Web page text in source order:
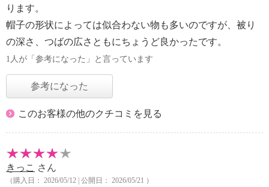
ります。
帽子の形状によっては似合わない物も多いのですが、被り
の深さ、つばの広さともにちょうど良かったです。
1人が「参考になった」と言っています
参考になった
このお客様の他のクチコミを見る
きっこ さん
（購入日： 2026/05/12 | 公開日： 2026/05/21 ）